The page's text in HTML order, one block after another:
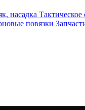
насадка
повязки